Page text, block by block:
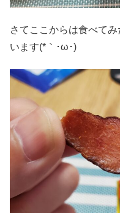
さてここからは食べて
います(*｀･ω･)ゞ